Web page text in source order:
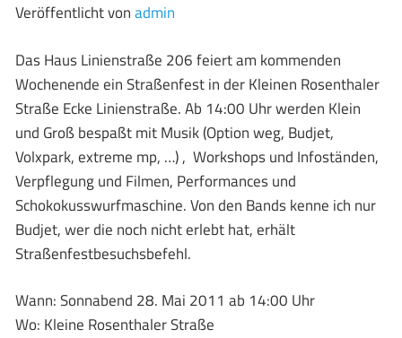
Veröffentlicht vonadmin
Das Haus Linienstraße 206 feiert am kommenden
Wochenende ein Straßenfest in der Kleinen Rosenthaler
Straße Ecke Linienstraße. Ab 14:00 Uhr werden Klein
und Groß bespaßt mit Musik (Option weg, Budjet,
Volxpark, extreme mp, …) , Workshops und Infoständen,
Verpflegung und Filmen, Performances und
Schokokusswurfmaschine. Von den Bands kenne ich nur
Budjet, wer die noch nicht erlebt hat, erhält
Straßenfestbesuchsbefehl.
Wann: Sonnabend 28. Mai 2011 ab 14:00 Uhr
Wo: Kleine Rosenthaler Straße